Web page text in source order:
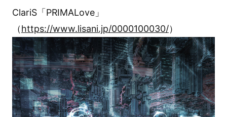
ClariS「PRIMALove」
（https://www.lisani.jp/0000100030/）